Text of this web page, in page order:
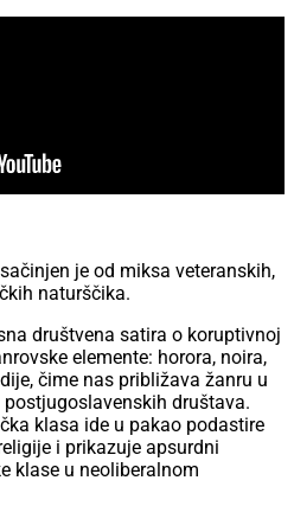
je od miksa veteranskih,
naturščika.
društvena satira o koruptivnoj
elemente: horora, noira,
čime nas približava žanru u
društava.
klasa ide u pakao podastire
i prikazuje apsurdni
klase u neoliberalnom